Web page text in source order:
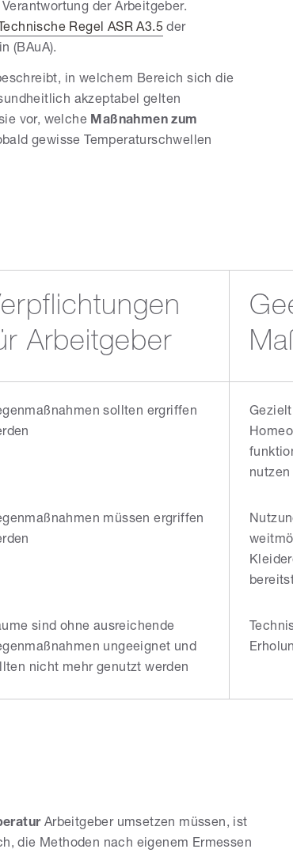
der Arbeitgeber.
Technische Regel ASR A3.5 der
(BAuA).
in welchem Bereich sich die
akzeptabel gelten
vor, welche Maßnahmen zum
gewisse Temperaturschwellen
Arbeitgeber
sollten ergriffen
nutzen
müssen ergriffen
sind ohne ausreichende
ungeeignet und
nicht mehr genutzt werden
Arbeitgeber umsetzen müssen, ist
die Methoden nach eigenem Ermessen